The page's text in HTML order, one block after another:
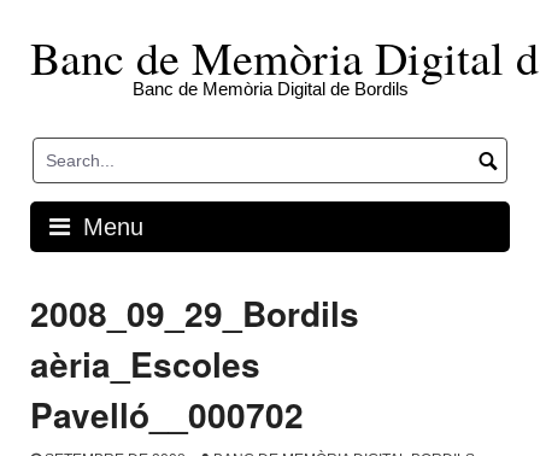
contentBanc de Memòria Digital
Banc de Memòria Digital de Bordils
Menu
2008_09_29_Bordils
aèria_Escoles
Pavelló__000702